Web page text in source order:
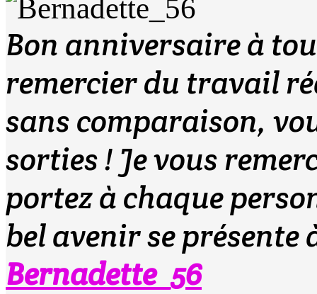
Bon anniversaire à
remercier du travail
sans comparaison,
sorties ! Je vous
portez à chaque
bel avenir se présente
Bernadette_56